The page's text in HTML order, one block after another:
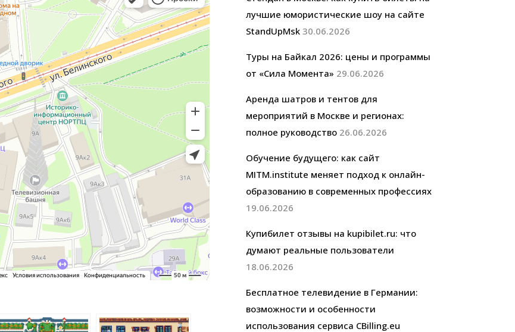
лучшие юмористические шоу на сайте
StandUpMsk 30.06.2026
Туры на Байкал 2026: цены и программы
от «Сила Момента» 29.06.2026
Аренда шатров и тентов для
мероприятий в Москве и регионах:
полное руководство 26.06.2026
Обучение будущего: как сайт
MITM.institute меняет подход к онлайн-
образованию в современных профессиях
19.06.2026
Купибилет отзывы на kupibilet.ru: что
думают реальные пользователи
18.06.2026
Бесплатное телевидение в Германии:
возможности и особенности
использования сервиса CBilling.eu